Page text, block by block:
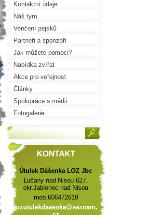
Kontaktní údaje
Náš tým
Venčení pejsků
Partneři a sponzoři
Jak můžete pomoci?
Nabídka zvířat
Akce pro veřejnost
Články
Spolupráce s médii
Fotogalerie
KONTAKT
Útulek Dášenka LOZ Jbc
Lučany nad Nisou 627.
okr.Jablonec nad Nisou
mob.606472619
lozutulekdasenka@seznam.